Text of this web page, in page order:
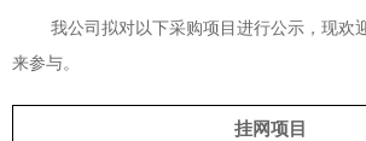
我公司拟对以下采购项目进行公示，现欢
来参与。
挂网项目